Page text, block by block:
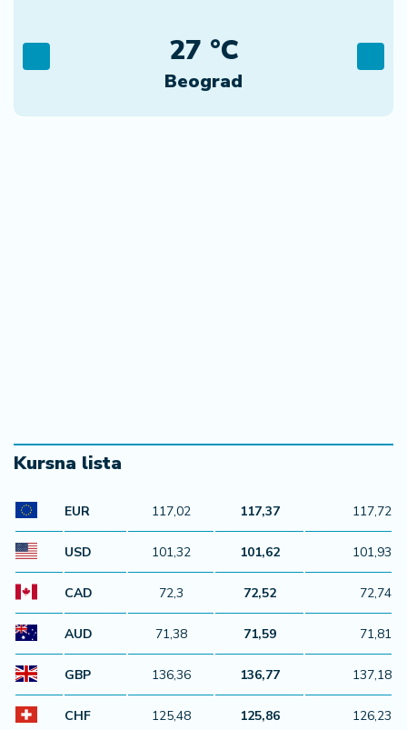
Beograd
27 °C
Kursna lista
EUR 117,02 117,37 117,72
USD 101,32 101,62 101,93
CAD 72,3 72,52 72,74
AUD 71,38 71,59 71,81
GBP 136,36 136,77 137,18
CHF 125,48 125,86 126,23